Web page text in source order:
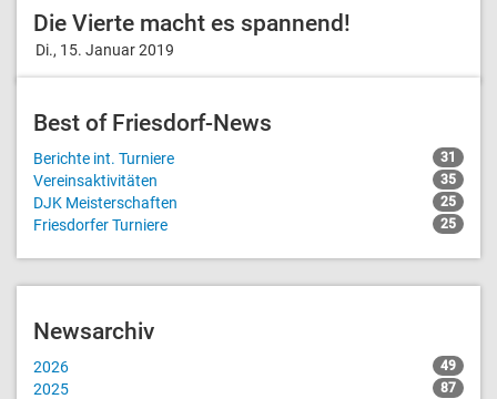
Die Vierte macht es spannend!
Di., 15. Januar 2019
Best of Friesdorf-News
Berichte int. Turniere 31
Vereinsaktivitäten 35
DJK Meisterschaften 25
Friesdorfer Turniere 25
Newsarchiv
2026 49
2025 87